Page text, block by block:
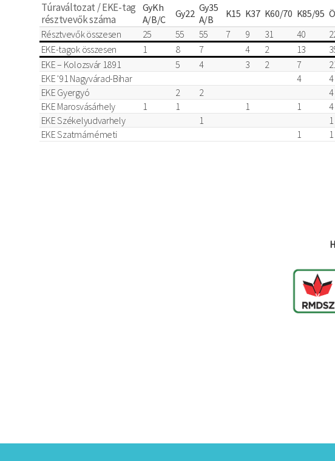
Túraváltozat / EKE-tag
résztvevők száma
GyKh
A/B/C
Gy22 Gy35
A/B
K15 K37 K60/70 K85/95
Résztvevők összesen
25 55 55 7 9 31 40
EKE-tagok összesen
1 8 7 4 2 13
EKE – Kolozsvár 1891
5 4 3 2 7
EKE '91 Nagyvárad-Bihar
4 4
EKE Gyergyó
2 2 4
EKE Marosvásárhely
1 1 1 1 4
EKE Székelyudvarhely
1 1
EKE Szatmárnémeti
1 1